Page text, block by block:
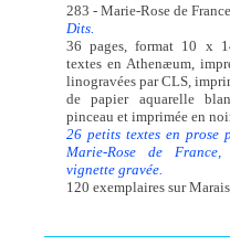
283 - Marie-Rose de France
Dits.
36 pages, format 10 x
textes en Athenæum,
linogravées par CLS,
de papier aquarelle
pinceau et imprimée en
26 petits textes en prose
Marie-Rose de
vignette gravée.
120 exemplaires sur